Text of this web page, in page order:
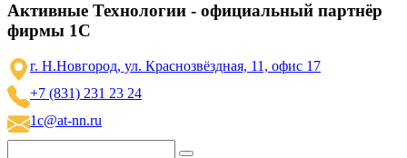
Активные Технологии - официальный партнёр
фирмы 1С
г. Н.Новгород, ул. Краснозвёздная, 11, офис 17
+7 (831) 231 23 24
1c@at-nn.ru